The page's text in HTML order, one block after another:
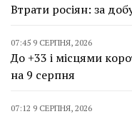
Втрати росіян: за
07:45 9 СЕРПНЯ, 2026
До +33 і місцями
на 9 серпня
07:12 9 СЕРПНЯ, 2026